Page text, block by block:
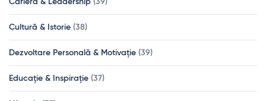
Carieră & Leadership (39)
Cultură & Istorie (38)
Dezvoltare Personală & Motivație (39)
Educație & Inspirație (37)